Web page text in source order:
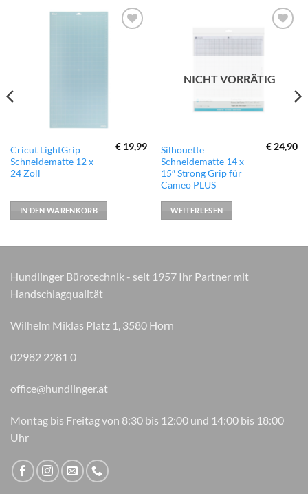
Cricut LightGrip
Schneidematte 12 x
24 Zoll
€ 19,99
IN DEN WARENKORB
hinzufügen
NICHT VORRÄTIG
Silhouette
Schneidematte 14 x
15″ Strong Grip für
Cameo PLUS
€ 24,90
WEITERLESEN
Hundlinger Bürotechnik - seit 1957 Ihr Partner mit
Handschlagqualität
Wilhelm Miklas Platz 1, 3580 Horn
02982 2281 0
office@hundlinger.at
Montag bis Freitag von 8:30 bis 12:00 und 14:00 bis 18:00
Uhr